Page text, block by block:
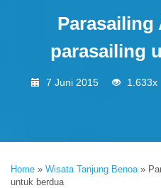
Parasailing
parasailing
7 Juni 2015 1.633x
Home » Wisata Tanjung Benoa »
untuk berdua